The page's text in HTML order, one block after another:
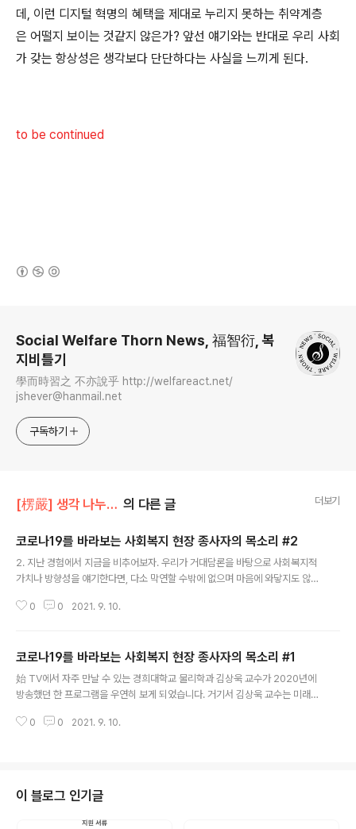
데, 이런 디지털 혁명의 혜택을 제대로 누리지 못하는 취약계층
은 어떨지 보이는 것같지 않은가? 앞선 얘기와는 반대로 우리 사회
가 갖는 항상성은 생각보다 단단하다는 사실을 느끼게 된다.
to be continued
Social Welfare Thorn News, 福智衍, 복
지비틀기
學而時習之 不亦說乎 http://welfareact.net/
jshever@hanmail.net
구독하기
[楞嚴] 생각 나누기/[談] 복지 비틀기 의 다른 글 더보기
코로나19를 바라보는 사회복지 현장 종사자의 목소리 #2
2. 지난 경험에서 지금을 비추어보자. 우리가 거대담론을 바탕으로 사회복지적
가치나 방향성을 얘기한다면, 다소 막연할 수밖에 없으며 마음에 와닿지도 않는
다. 우선 하나의 질문을 던져보자. 코로나19 감염병의 확산으로 대면서비스가
지라고 다소 안일하게 생각했던 것 같다. 단지 밀린 일좀 하고, 교육도 진행하는
등 평소 부족했던 부분을 보충하는 기회로 바라볼 뿐이었다. 그 다음에 했던 것
이 영상 등 비대면서비스를 개발하는 것이었다. 너도나도 영상을 찍어 유튜브에
0 0 2021. 9. 10.
코로나19를 바라보는 사회복지 현장 종사자의 목소리 #1
始 TV에서 자주 만날 수 있는 경희대학교 물리학과 김상욱 교수가 2020년에
방송했던 한 프로그램을 우연히 보게 되었습니다. 거기서 김상욱 교수는 미래를
래가 어떨지 그 누구도 정확히 말할 수 없다는 사실을 둘러 말한 것입니다. 그럼
우리 사회복지 실천현장은 잘 대응해오고 있다. 남은 것은 두 가지, 당면한 과업
들에 대한 체계적 대응방안과 새로운 패러다임에 맞는 온전한 대안서비스를 구
축하는 것이며, 그것은..
0 0 2021. 9. 10.
이 블로그 인기글